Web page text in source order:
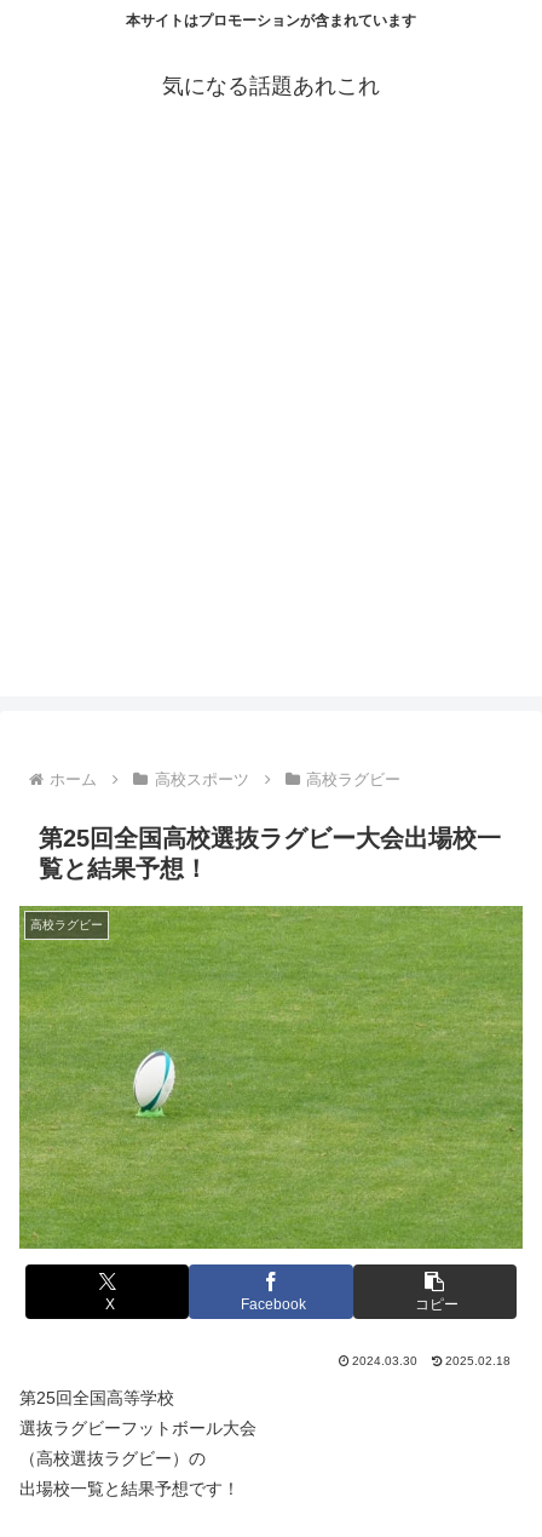
本サイトはプロモーションが含まれています
気になる話題あれこれ
ホーム 高校スポーツ 高校ラグビー
第25回全国高校選抜ラグビー大会出場校一
覧と結果予想！
高校ラグビー
X Facebook コピー
2024.03.30 2025.02.18
第25回全国高等学校
選抜ラグビーフットボール大会
（高校選抜ラグビー）の
出場校一覧と結果予想です！